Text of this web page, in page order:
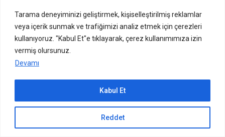
Tarama deneyiminizi geliştirmek, kişiselleştirilmiş reklamlar
veya içerik sunmak ve trafiğimizi analiz etmek için çerezleri
kullanıyoruz. "Kabul Et"e tıklayarak, çerez kullanımımıza izin
vermiş olursunuz.
Devamı
Reddet
Kabul Et
Sıradaki içerik:
GENEL
Yenilikler!
Xiaomi Wi-Fi Güçlendirici Ne İşe Yarar?